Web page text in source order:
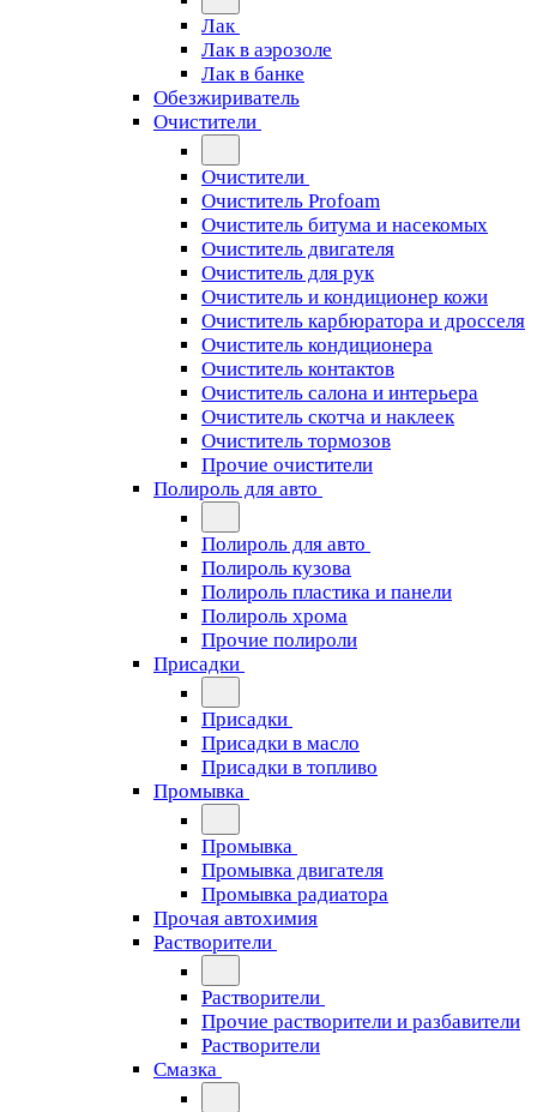
Лак
Лак в аэрозоле
Лак в банке
Обезжириватель
Очистители
Очистители
Очиститель Profoam
Очиститель битума и насекомых
Очиститель двигателя
Очиститель для рук
Очиститель и кондиционер кожи
Очиститель карбюратора и дросселя
Очиститель кондиционера
Очиститель контактов
Очиститель салона и интерьера
Очиститель скотча и наклеек
Очиститель тормозов
Прочие очистители
Полироль для авто
Полироль для авто
Полироль кузова
Полироль пластика и панели
Полироль хрома
Прочие полироли
Присадки
Присадки
Присадки в масло
Присадки в топливо
Промывка
Промывка
Промывка двигателя
Промывка радиатора
Прочая автохимия
Растворители
Растворители
Прочие растворители и разбавители
Растворители
Смазка